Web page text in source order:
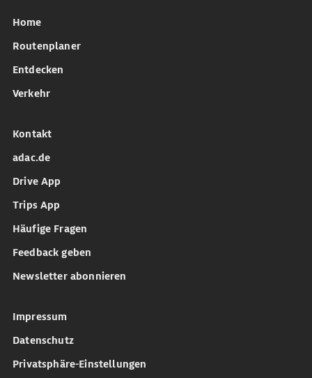
Home
Routenplaner
Entdecken
Verkehr
Kontakt
adac.de
Drive App
Trips App
Häufige Fragen
Feedback geben
Newsletter abonnieren
Impressum
Datenschutz
Privatsphäre-Einstellungen